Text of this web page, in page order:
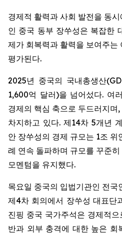
경제적 활력과 사회 발전을 동
인 중국 동부 장쑤성은 복잡한
제가 회복력과 활력을 보여주는
평가된다.
2025년 중국의 국내총생산
1,600억 달러)을 넘어섰다. 여
경제의 핵심 축으로 두드러지며
차지하고 있다. 제14차 5개년
안 장쑤성의 경제 규모는 1조
례 연속 돌파하며 규모를 꾸준
모멘텀을 유지했다.
목요일 중국의 입법기관인 전
제4차 회의에서 장쑤성 대표단
진핑 중국 국가주석은 경제적
반과 외부 충격에 대한 높은 회